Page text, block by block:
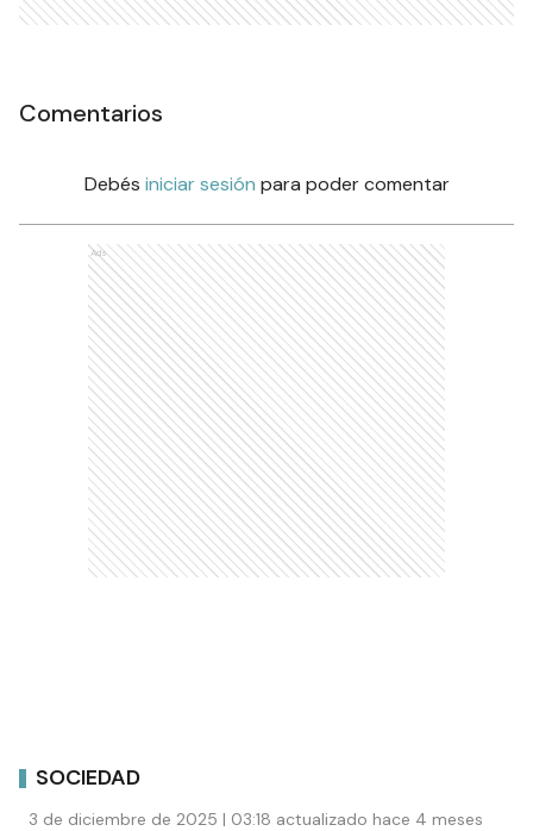
Comentarios
Debés iniciar sesión para poder comentar
Ads
SOCIEDAD
3 de diciembre de 2025 | 03:18 actualizado hace 4 meses